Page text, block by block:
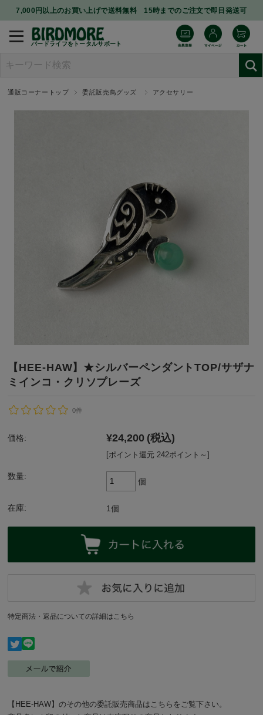
7,000円以上のお買い上げで送料無料 15時までのご注文で即日発送可
バードライフをトータルサポート
通販コーナートップ 委託販売鳥グッズ アクセサリー
【HEE-HAW】★シルバーペンダントTOP/サザナ
ミインコ・クリソプレーズ
0件
価格: ¥24,200 (税込)
[ポイント還元 242ポイント～]
数量:
個
在庫: 1個
特定商法・返品についての詳細はこちら
【HEE-HAW】のその他の委託販売商品はこちらをご覧下さい。